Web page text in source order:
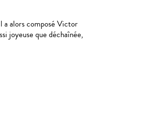
a alors composé Victor
joyeuse que déchaînée,